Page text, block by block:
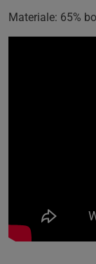
Materiale: 65%